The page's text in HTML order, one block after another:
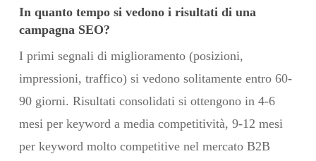
In quanto tempo si vedono i risultati di una
campagna SEO?
I primi segnali di miglioramento (posizioni,
impressioni, traffico) si vedono solitamente entro 60-
90 giorni. Risultati consolidati si ottengono in 4-6
mesi per keyword a media competitività, 9-12 mesi
per keyword molto competitive nel mercato B2B